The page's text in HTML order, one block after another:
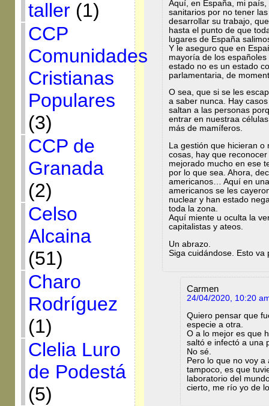
taller(1)
CCP
Comunidades
Cristianas
Populares
(3)
CCP de
Granada
(2)
Celso
Alcaina
(51)
Charo
Rodríguez
(1)
Clelia Luro
de Podestá
(5)
Aquí, en España, mi
sanitarios por no tener
desarrollar su trabajo,
hasta el punto de que
lugares de España
Y le aseguro que en
mayoría de los
estado no es un estado
parlamentaria, de
O sea, que si se les
a saber nunca. Hay
saltan a las personas
entrar en nuestraa
más de mamíferos.
La gestión que hicieran
cosas, hay que
mejorado mucho en ese
por lo que sea. Ahora,
americanos… Aquí en
americanos se les
nuclear y han estado
toda la zona.
Aquí miente u oculta la
capitalistas y ateos.
Un abrazo.
Siga cuidándose. Esto
Carmen
24/04/2020, 10:20
Quiero pensar que
especie a otra.
O a lo mejor es que
saltó e infectó a una
No sé.
Pero lo que no voy
tampoco, es que
laboratorio del
cierto, me río yo de